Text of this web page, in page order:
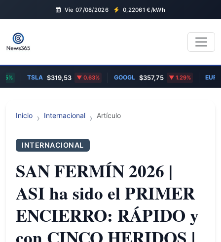
Vie 07/08/2026 0,22061 €/kWh
TSLA $319,53 0.63% GOOGL $357,75 1.29% EUR/
Inicio Internacional Artículo
INTERNACIONAL
SAN FERMÍN 2026 |
ASI ha sido el PRIMER
ENCIERRO: RÁPIDO y